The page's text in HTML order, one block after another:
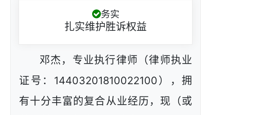
务实
扎实维护胜诉权益
邓杰，专业执行律师（律师执业
证号：14403201810022100），拥
有十分丰富的复合从业经历，现（或